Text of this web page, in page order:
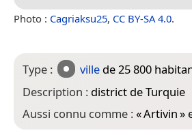
Photo : Cagriaksu25, CC BY-SA 4.0.
Type : ville de 25 800
Description : district de Turquie
Aussi connu comme :«Artivin»